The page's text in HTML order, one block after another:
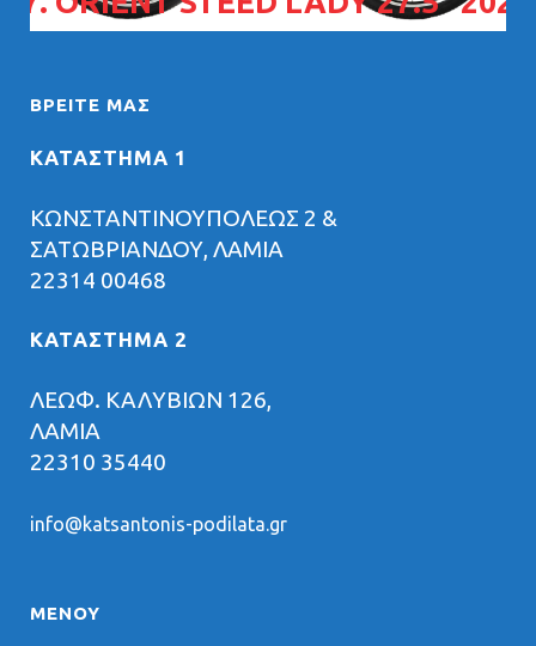
ΒΡΕΊΤΕ ΜΑΣ
ΚΑΤΑΣΤΗΜΑ 1
ΚΩΝΣΤΑΝΤΙΝΟΥΠΟΛΕΩΣ 2 &
ΣΑΤΩΒΡΙΑΝΔΟΥ, ΛΑΜΙΑ
22314 00468
ΚΑΤΑΣΤΗΜΑ 2
ΛΕΩΦ. ΚΑΛΥΒΙΩΝ 126,
ΛΑΜΙΑ
22310 35440
info@katsantonis-podilata.gr
ΜΕΝΟΥ